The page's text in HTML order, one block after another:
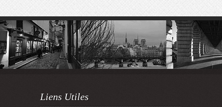
Liens Utiles